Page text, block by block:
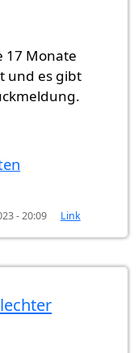
17 Monate
und es gibt
- 20:09 Link
jetz…